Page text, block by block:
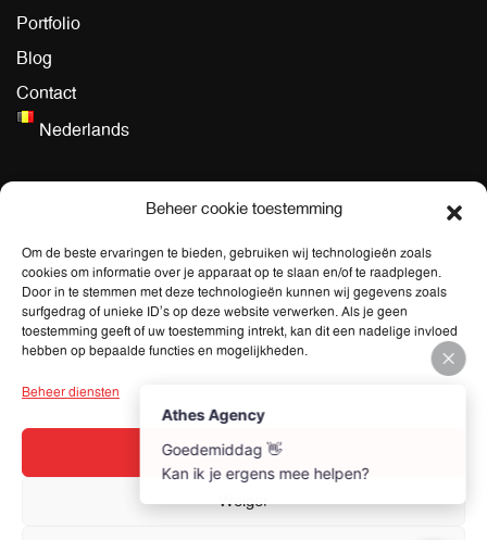
Beheer cookie toestemming
Om de beste ervaringen te bieden, gebruiken wij technologieën zoals
cookies om informatie over je apparaat op te slaan en/of te raadplegen.
Door in te stemmen met deze technologieën kunnen wij gegevens zoals
surfgedrag of unieke ID's op deze website verwerken. Als je geen
toestemming geeft of uw toestemming intrekt, kan dit een nadelige invloed
hebben op bepaalde functies en mogelijkheden.
Beheer diensten
Accepteren
Weiger
Portfolio
Blog
Contact
Nederlands
Algemeen
Algemene Voorwaarden dienstverlening
Privacy Policy
Adres
Boterlaarbaan 418,
Contactgegevens